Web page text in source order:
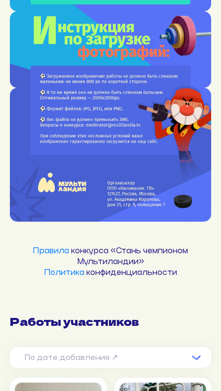
Правила конкурса «Стань чемпионом
Мультиландии»
Политика конфиденциальности
Работы участников
По дате добавления ↗